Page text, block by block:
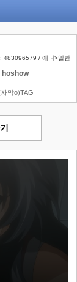
483096579 / 애니>일반
hoshow
막o)TAG